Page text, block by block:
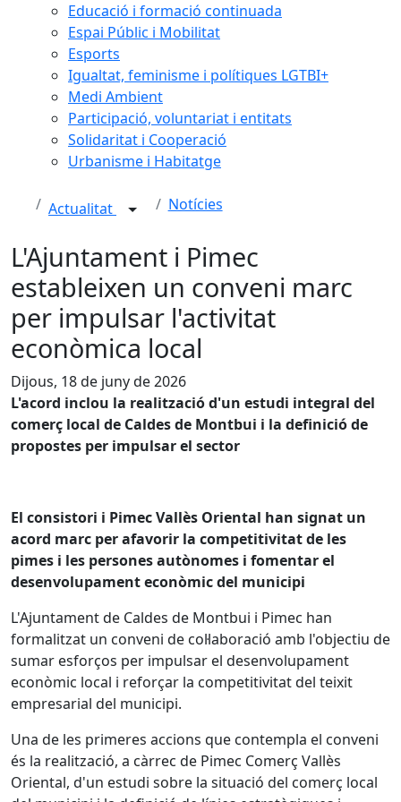
Educació i formació continuada
Espai Públic i Mobilitat
Esports
Igualtat, feminisme i polítiques LGTBI+
Medi Ambient
Participació, voluntariat i entitats
Solidaritat i Cooperació
Urbanisme i Habitatge
Actualitat Notícies
L'Ajuntament i Pimec
estableixen un conveni marc
per impulsar l'activitat
econòmica local
Dijous, 18 de juny de 2026
L'acord inclou la realització d'un estudi integral del
comerç local de Caldes de Montbui i la definició de
propostes per impulsar el sector
El consistori i Pimec Vallès Oriental han signat un
acord marc per afavorir la competitivitat de les
pimes i les persones autònomes i fomentar el
desenvolupament econòmic del municipi
L'Ajuntament de Caldes de Montbui i Pimec han
formalitzat un conveni de col·laboració amb l'objectiu de
sumar esforços per impulsar el desenvolupament
econòmic local i reforçar la competitivitat del teixit
empresarial del municipi.
Una de les primeres accions que contempla el conveni
és la realització, a càrrec de Pimec Comerç Vallès
Oriental, d'un estudi sobre la situació del comerç local